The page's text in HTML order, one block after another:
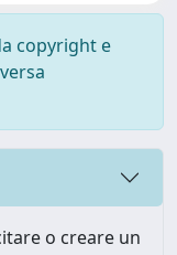
copyright e
o creare un